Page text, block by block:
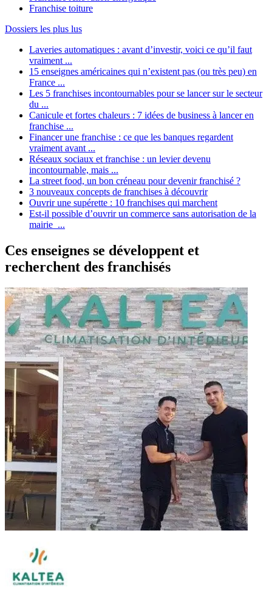
Franchise toiture
Dossiers les plus lus
Laveries automatiques : avant d’investir, voici ce qu’il faut
vraiment ...
15 enseignes américaines qui n’existent pas (ou très peu) en
France ...
Les 5 franchises incontournables pour se lancer sur le secteur
du ...
Canicule et fortes chaleurs : 7 idées de business à lancer en
franchise ...
Financer une franchise : ce que les banques regardent
vraiment avant ...
Réseaux sociaux et franchise : un levier devenu
incontournable, mais ...
La street food, un bon créneau pour devenir franchisé ?
3 nouveaux concepts de franchises à découvrir
Ouvrir une supérette : 10 franchises qui marchent
Est-il possible d’ouvrir un commerce sans autorisation de la
mairie ...
Ces enseignes se développent et
recherchent des franchisés